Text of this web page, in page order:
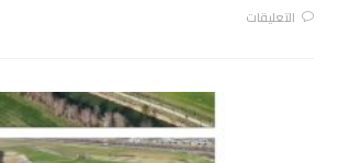
التعليقات